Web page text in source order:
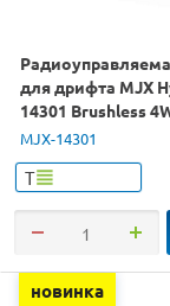
для дрифта MJX
14301 Brushless
1/14 RTR
MJX-14301
Т
новинка